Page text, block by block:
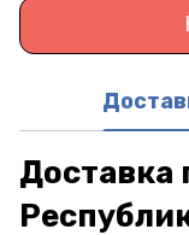
Доставка